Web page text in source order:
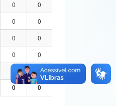
0
0
0
0
0
0
0
0
0
0 0